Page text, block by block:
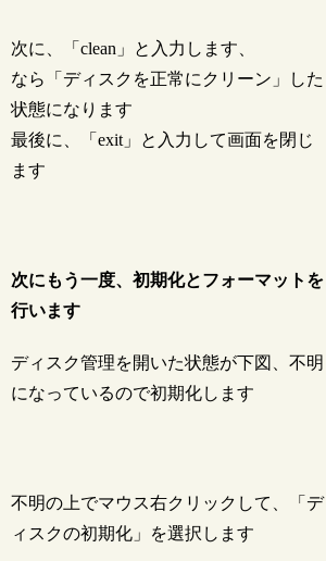
次に、「clean」と入力します、
なら「ディスクを正常にクリーン」した
状態になります
最後に、「exit」と入力して画面を閉じ
ます
次にもう一度、初期化とフォーマットを
行います
ディスク管理を開いた状態が下図、不明
になっているので初期化します
不明の上でマウス右クリックして、「デ
ィスクの初期化」を選択します